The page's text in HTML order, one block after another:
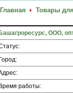
Главная Товары
Башагроресурс, ООО,
Город:
Время работы: